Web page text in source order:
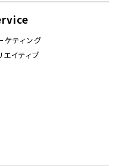
ケティング
エイティブ